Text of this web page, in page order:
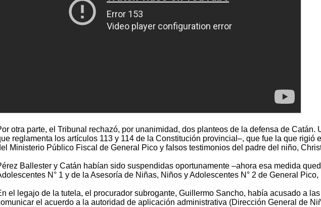
otra parte, el Tribunal rechazó, por unanimidad, dos planteos de la defensa de
reglamenta los artículos 113 y 114 de la Constitución provincial–, que fue la que
Ministerio Público Fiscal de General Pico y falsos testimonios del padre del niño,
Ballester y Catán habían sido suspendidas oportunamente –ahora esa medida
N° 1 y de la Asesoría de Niñas, Niños y Adolescentes N° 2 de General Pico,
el legajo de la tutela, el procurador subrogante, Guillermo Sancho, había acusado a
el acuerdo a la autoridad de aplicación administrativa (Dirección General de